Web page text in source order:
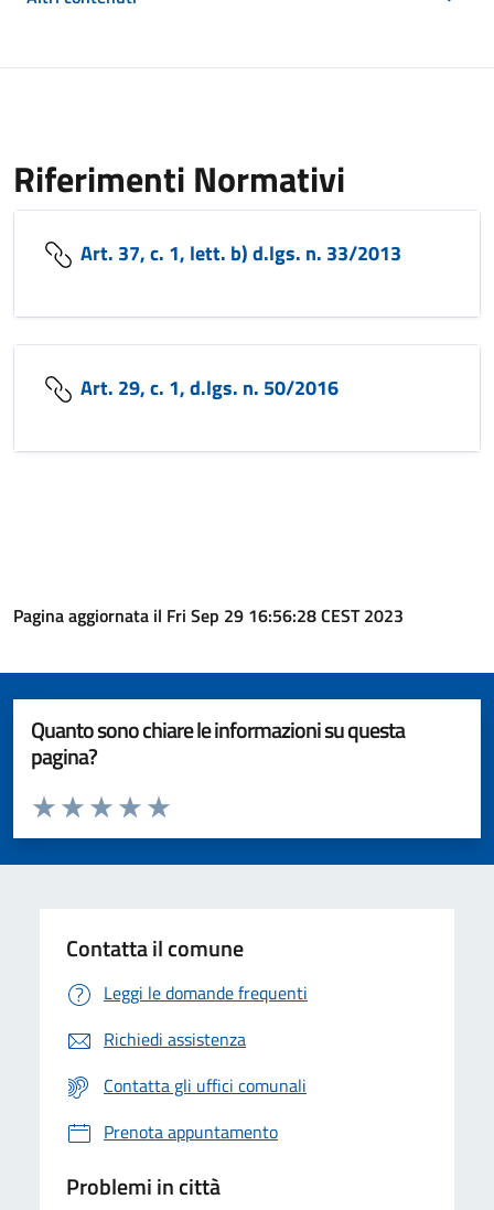
Riferimenti Normativi
Art. 37, c. 1, lett. b) d.lgs. n. 33/2013
Art. 29, c. 1, d.lgs. n. 50/2016
Pagina aggiornata il Fri Sep 29 16:56:28 CEST 2023
Quanto sono chiare le informazioni su questa
pagina?
Valuta da 1 a 5 stelle la pagina
Valuta 5 stelle su 5
Valuta 4 stelle su 5
Valuta 3 stelle su 5
Valuta 2 stelle su 5
Valuta 1 stelle su 5
Contatta il comune
Leggi le domande frequenti
Richiedi assistenza
Contatta gli uffici comunali
Prenota appuntamento
Problemi in città